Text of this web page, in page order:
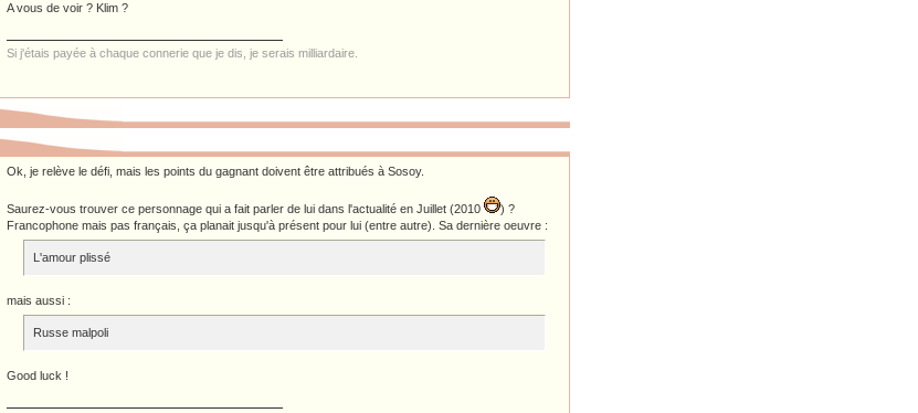
A vous de voir ? Klim ?
Si j'étais payée à chaque connerie que je dis, je serais milliardaire.
Ok, je relève le défi, mais les points du gagnant doivent être attribués à Sosoy.
Saurez-vous trouver ce personnage qui a fait parler de lui dans l'actualité en Juillet (2010
) ?
Francophone mais pas français, ça planait jusqu'à présent pour lui (entre autre). Sa dernière oeuvre :
L'amour plissé
mais aussi :
Russe malpoli
Good luck !